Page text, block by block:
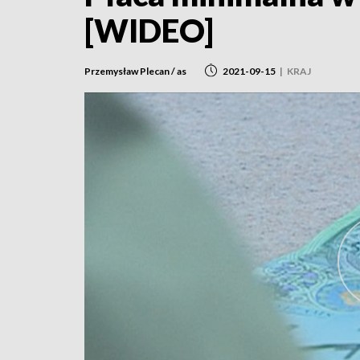
[WIDEO]
Przemysław Plecan / as 2021-09-15 | KRAJ